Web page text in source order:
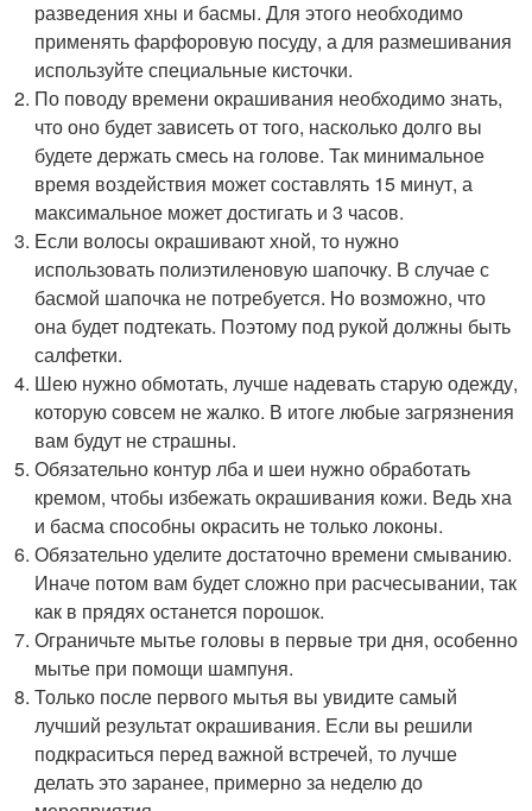
разведения хны и басмы. Для этого необходимо
применять фарфоровую посуду, а для размешивания
используйте специальные кисточки.
По поводу времени окрашивания необходимо знать,
что оно будет зависеть от того, насколько долго вы
будете держать смесь на голове. Так минимальное
время воздействия может составлять 15 минут, а
максимальное может достигать и 3 часов.
Если волосы окрашивают хной, то нужно
использовать полиэтиленовую шапочку. В случае с
басмой шапочка не потребуется. Но возможно, что
она будет подтекать. Поэтому под рукой должны быть
салфетки.
Шею нужно обмотать, лучше надевать старую одежду,
которую совсем не жалко. В итоге любые загрязнения
вам будут не страшны.
Обязательно контур лба и шеи нужно обработать
кремом, чтобы избежать окрашивания кожи. Ведь хна
и басма способны окрасить не только локоны.
Обязательно уделите достаточно времени смыванию.
Иначе потом вам будет сложно при расчесывании, так
как в прядях останется порошок.
Ограничьте мытье головы в первые три дня, особенно
мытье при помощи шампуня.
Только после первого мытья вы увидите самый
лучший результат окрашивания. Если вы решили
подкраситься перед важной встречей, то лучше
делать это заранее, примерно за неделю до